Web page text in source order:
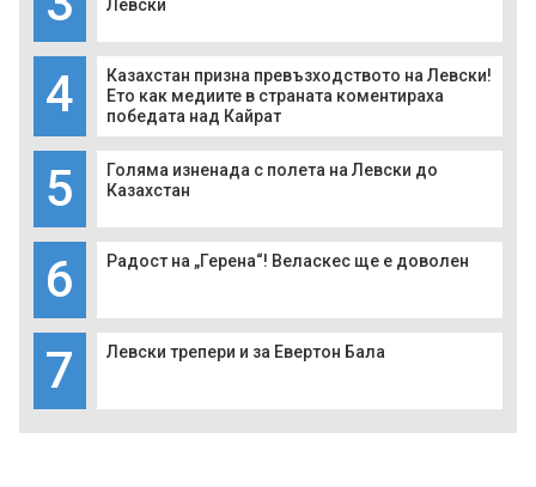
Левски
4
Казахстан призна превъзходството на Левски!
Ето как медиите в страната коментираха
победата над Кайрат
5
Голяма изненада с полета на Левски до
Казахстан
6 Радост на „Герена“! Веласкес ще е доволен
7 Левски трепери и за Евертон Бала